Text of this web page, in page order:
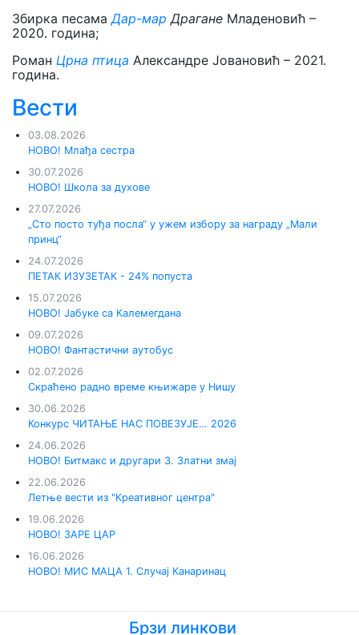
Збирка песама Дар-мар Драгане Младеновић –
2020. година;
Роман Црна птица Александре Јовановић – 2021.
година.
Вести
03.08.2026
НОВО! Млађа сестра
30.07.2026
НОВО! Школа за духове
27.07.2026
„Сто посто туђа посла“ у ужем избору за награду „Мали
принц“
24.07.2026
ПЕТАК ИЗУЗЕТАК - 24% попуста
15.07.2026
НОВО! Јабуке са Калемегдана
09.07.2026
НОВО! Фантастични аутобус
02.07.2026
Скраћено радно време књижаре у Нишу
30.06.2026
Конкурс ЧИТАЊЕ НАС ПОВЕЗУЈЕ… 2026
24.06.2026
НОВО! Битмакс и другари 3. Златни змај
22.06.2026
Летње вести из "Креативног центра"
19.06.2026
НОВО! ЗАРЕ ЦАР
16.06.2026
НОВО! МИС МАЦА 1. Случај Канаринац
Брзи линкови